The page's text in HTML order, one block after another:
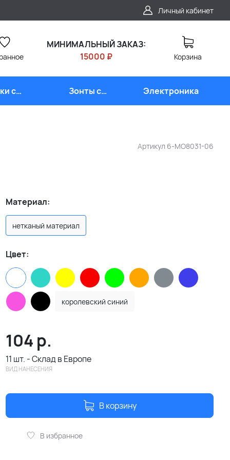
Личный кабинет
МИНИМАЛЬНЫЙ ЗАКАЗ:
15000 ₽
Корзина
с
Зонты с
логотипом
Электроника
Артикул 6-MO8031-06
Материал:
нетканый материал
Цвет:
королевский синий
104 р.
11 шт. - Склад в Европе
ВИД НАНЕСЕНИЯ
В корзину
В избранное